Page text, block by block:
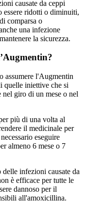
causate da ceppi
essere ridotti o diminuiti,
comparsa o
una infezione
la sicurezza.
assumere l'Augmentin
quelle iniettive che si
nel giro di un mese o nel
più di una volta al
il medicinale per
eseguire
almeno 6 mese o 7
infezioni causate da
è efficace per tutte le
dannoso per il
all'amoxicillina.